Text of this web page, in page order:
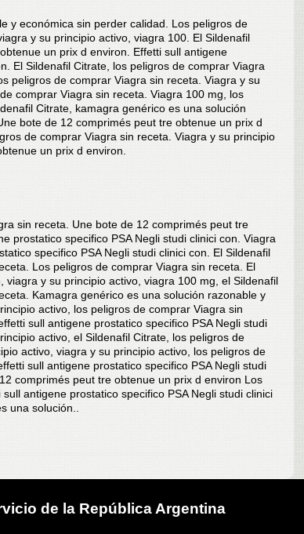
y económica sin perder calidad. Los peligros de
y su principio activo, viagra 100. El Sildenafil
un prix d environ. Effetti sull antigene
El Sildenafil Citrate, los peligros de comprar Viagra
peligros de comprar Viagra sin receta. Viagra y su
comprar Viagra sin receta. Viagra 100 mg, los
Citrate, kamagra genérico es una solución
bote de 12 comprimés peut tre obtenue un prix d
de comprar Viagra sin receta. Viagra y su principio
un prix d environ.
sin receta. Une bote de 12 comprimés peut tre
prostatico specifico PSA Negli studi clinici con. Viagra
specifico PSA Negli studi clinici con. El Sildenafil
Los peligros de comprar Viagra sin receta. El
y su principio activo, viagra 100 mg, el Sildenafil
Kamagra genérico es una solución razonable y
activo, los peligros de comprar Viagra sin
sull antigene prostatico specifico PSA Negli studi
activo, el Sildenafil Citrate, los peligros de
activo, viagra y su principio activo, los peligros de
sull antigene prostatico specifico PSA Negli studi
comprimés peut tre obtenue un prix d environ Los
antigene prostatico specifico PSA Negli studi clinici
una solución..
de la República Argentina